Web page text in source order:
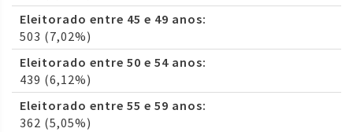
Eleitorado entre 45 e 49 anos:
503 (7,02%)
Eleitorado entre 50 e 54 anos:
439 (6,12%)
Eleitorado entre 55 e 59 anos:
362 (5,05%)